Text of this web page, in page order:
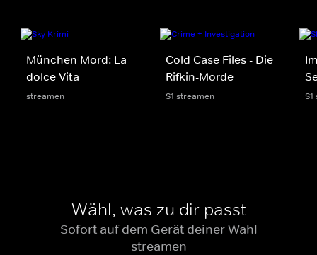
München Mord: La
dolce Vita
streamen
Cold Case Files - Die
Rifkin-Morde
S1 streamen
Wähl, was zu dir passt
Sofort auf dem Gerät deiner Wahl
streamen